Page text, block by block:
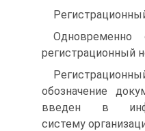
Одновременно
регистрационный
обозначение
введен в
систему